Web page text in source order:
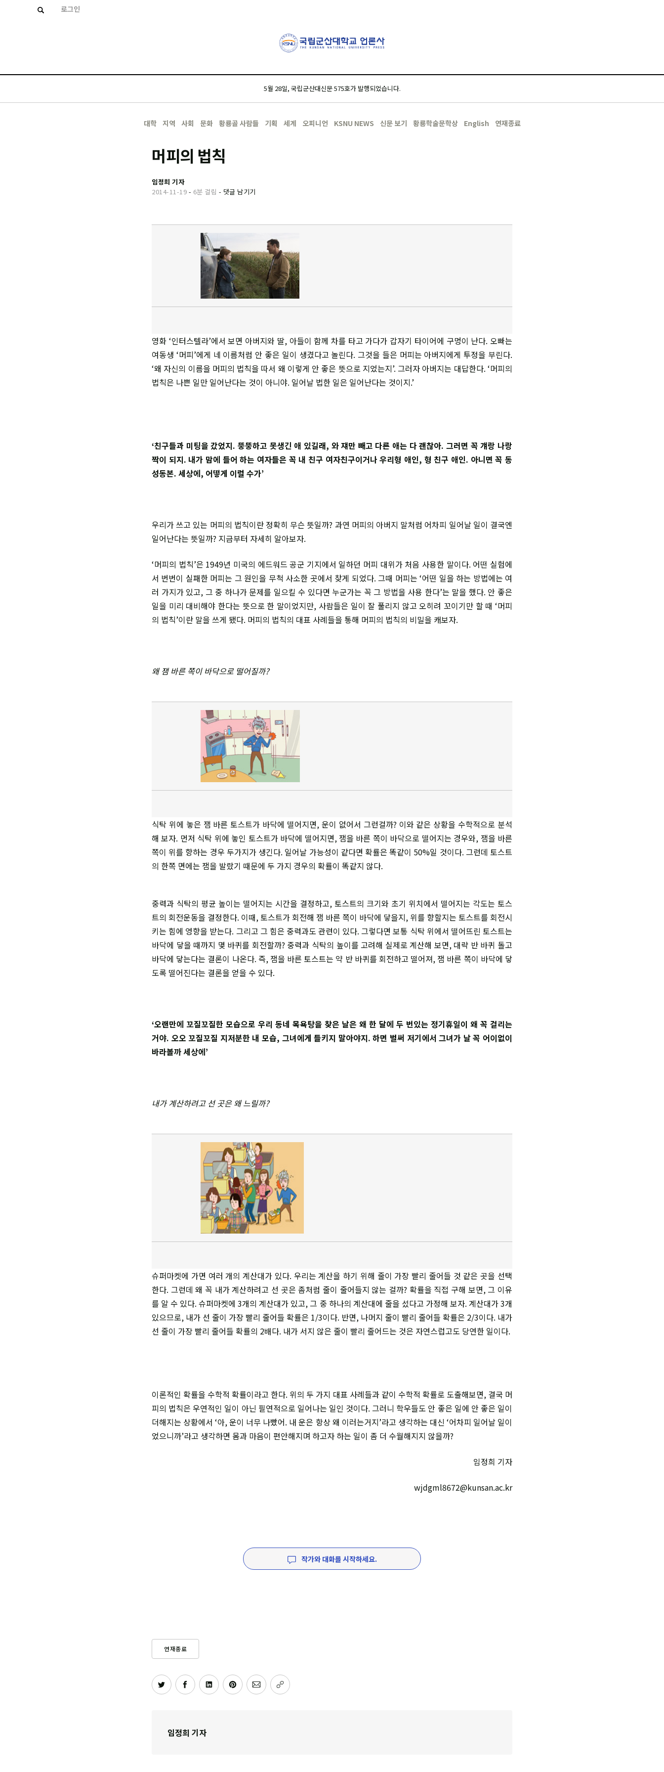
로그인
5월 28일, 국립군산대신문 575호가 발행되었습니다.
대학 지역 사회 문화 황룡골 사람들 기획 세계 오피니언 KSNU NEWS 신문 보기 황룡학술문학상 English 연재종료
머피의 법칙
임정희 기자
2014-11-19 - 6분 걸림 - 댓글 남기기
영화 ‘인터스텔라’에서 보면 아버지와 딸, 아들이 함께 차를 타고 가다가 갑자기 타이어에 구멍이 난다. 오빠는
여동생 ‘머피’에게 네 이름처럼 안 좋은 일이 생겼다고 놀린다. 그것을 들은 머피는 아버지에게 투정을 부린다.
‘왜 자신의 이름을 머피의 법칙을 따서 왜 이렇게 안 좋은 뜻으로 지었는지’. 그러자 아버지는 대답한다. ‘머피의
법칙은 나쁜 일만 일어난다는 것이 아니야. 일어날 법한 일은 일어난다는 것이지.’
‘친구들과 미팅을 갔었지. 뚱뚱하고 못생긴 애 있길래, 와 쟤만 빼고 다른 애는 다 괜찮아. 그러면 꼭 걔랑 나랑
짝이 되지. 내가 맘에 들어 하는 여자들은 꼭 내 친구 여자친구이거나 우리형 애인, 형 친구 애인. 아니면 꼭 동
성동본. 세상에, 어떻게 이럴 수가’
우리가 쓰고 있는 머피의 법칙이란 정확히 무슨 뜻일까? 과연 머피의 아버지 말처럼 어차피 일어날 일이 결국엔
일어난다는 뜻일까? 지금부터 자세히 알아보자.
‘머피의 법칙’은 1949년 미국의 에드워드 공군 기지에서 일하던 머피 대위가 처음 사용한 말이다. 어떤 실험에
서 번번이 실패한 머피는 그 원인을 무척 사소한 곳에서 찾게 되었다. 그때 머피는 ‘어떤 일을 하는 방법에는 여
러 가지가 있고, 그 중 하나가 문제를 일으킬 수 있다면 누군가는 꼭 그 방법을 사용 한다’는 말을 했다. 안 좋은
일을 미리 대비해야 한다는 뜻으로 한 말이었지만, 사람들은 일이 잘 풀리지 않고 오히려 꼬이기만 할 때 ‘머피
의 법칙’이란 말을 쓰게 됐다. 머피의 법칙의 대표 사례들을 통해 머피의 법칙의 비밀을 캐보자.
왜 잼 바른 쪽이 바닥으로 떨어질까?
식탁 위에 놓은 잼 바른 토스트가 바닥에 떨어지면, 운이 없어서 그런걸까? 이와 같은 상황을 수학적으로 분석
해 보자. 먼저 식탁 위에 놓인 토스트가 바닥에 떨어지면, 잼을 바른 쪽이 바닥으로 떨어지는 경우와, 잼을 바른
쪽이 위를 향하는 경우 두가지가 생긴다. 일어날 가능성이 같다면 확률은 똑같이 50%일 것이다. 그런데 토스트
의 한쪽 면에는 잼을 발랐기 때문에 두 가지 경우의 확률이 똑같지 않다.
중력과 식탁의 평균 높이는 떨어지는 시간을 결정하고, 토스트의 크기와 초기 위치에서 떨어지는 각도는 토스
트의 회전운동을 결정한다. 이때, 토스트가 회전해 잼 바른 쪽이 바닥에 닿을지, 위를 향할지는 토스트를 회전시
키는 힘에 영향을 받는다. 그리고 그 힘은 중력과도 관련이 있다. 그렇다면 보통 식탁 위에서 떨어뜨린 토스트는
바닥에 닿을 때까지 몇 바퀴를 회전할까? 중력과 식탁의 높이를 고려해 실제로 계산해 보면, 대략 반 바퀴 돌고
바닥에 닿는다는 결론이 나온다. 즉, 잼을 바른 토스트는 약 반 바퀴를 회전하고 떨어져, 잼 바른 쪽이 바닥에 닿
도록 떨어진다는 결론을 얻을 수 있다.
‘오랜만에 꼬질꼬질한 모습으로 우리 동네 목욕탕을 찾은 날은 왜 한 달에 두 번있는 정기휴일이 왜 꼭 걸리는
거야. 오오 꼬질꼬질 지저분한 내 모습, 그녀에게 들키지 말아야지. 하면 벌써 저기에서 그녀가 날 꼭 어이없이
바라볼까 세상에’
내가 계산하려고 선 곳은 왜 느릴까?
슈퍼마켓에 가면 여러 개의 계산대가 있다. 우리는 계산을 하기 위해 줄이 가장 빨리 줄어들 것 같은 곳을 선택
한다. 그런데 왜 꼭 내가 계산하려고 선 곳은 좀처럼 줄이 줄어들지 않는 걸까? 확률을 직접 구해 보면, 그 이유
를 알 수 있다. 슈퍼마켓에 3개의 계산대가 있고, 그 중 하나의 계산대에 줄을 섰다고 가정해 보자. 계산대가 3개
있으므로, 내가 선 줄이 가장 빨리 줄어들 확률은 1/3이다. 반면, 나머지 줄이 빨리 줄어들 확률은 2/3이다. 내가
선 줄이 가장 빨리 줄어들 확률의 2배다. 내가 서지 않은 줄이 빨리 줄어드는 것은 자연스럽고도 당연한 일이다.
이론적인 확률을 수학적 확률이라고 한다. 위의 두 가지 대표 사례들과 같이 수학적 확률로 도출해보면, 결국 머
피의 법칙은 우연적인 일이 아닌 필연적으로 일어나는 일인 것이다. 그러니 학우들도 안 좋은 일에 안 좋은 일이
더해지는 상황에서 ‘아, 운이 너무 나빴어. 내 운은 항상 왜 이러는거지’라고 생각하는 대신 ‘어차피 일어날 일이
었으니까’라고 생각하면 몸과 마음이 편안해지며 하고자 하는 일이 좀 더 수월해지지 않을까?
임정희 기자
wjdgml8672@kunsan.ac.kr
작가와 대화를 시작하세요.
연재종료
임정희 기자